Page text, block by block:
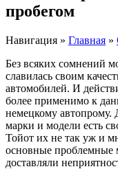
пробегом
Навигация » Главная »
Без всяких сомнений
славилась своим
автомобилей. И
более применимо к
немецкому
марки и модели есть
Тойот их не так уж и
основные проблемные
доставляли